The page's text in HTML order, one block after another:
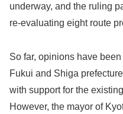
underway, and the ruling
re-evaluating eight route
So far, opinions have
Fukui and Shiga
with support for the
However, the mayor of